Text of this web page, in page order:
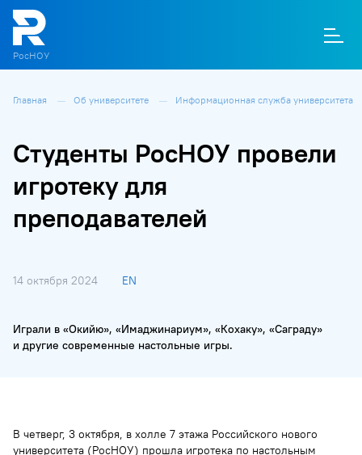
РосНОУ
Главная Об университете Информационная служба университета
Студенты РосНОУ провели
игротеку для
преподавателей
14 октября 2024 EN
Играли в «Окийю», «Имаджинариум», «Кохаку», «Саграду»
и другие современные настольные игры.
В четверг, 3 октября, в холле 7 этажа Российского нового
университета (РосНОУ) прошла игротека по настольным